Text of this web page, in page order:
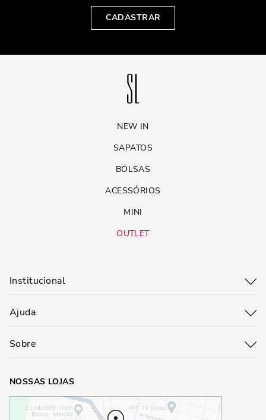
CADASTRAR
NEW IN
SAPATOS
BOLSAS
ACESSÓRIOS
MINI
OUTLET
Institucional
Ajuda
Sobre
NOSSAS LOJAS